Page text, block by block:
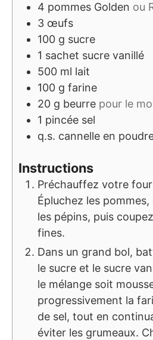
4 pommes Golden ou
3 œufs
100 g sucre
1 sachet sucre vanillé
500 ml lait
100 g farine
20 g beurre pour le
1 pincée sel
q.s. cannelle en
Instructions
Préchauffez votre four
Épluchez les
les pépins, puis
fines.
Dans un grand bol,
le sucre et le sucre
le mélange soit
progressivement la
de sel, tout en
éviter les grumeaux.